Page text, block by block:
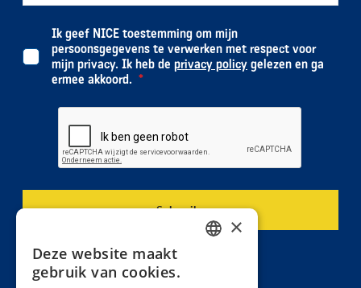
Ik geef NICE toestemming om mijn
persoonsgegevens te verwerken met respect voor
mijn privacy. Ik heb de privacy policy gelezen en ga
ermee akkoord.
×
Deze website maakt
gebruik van cookies.